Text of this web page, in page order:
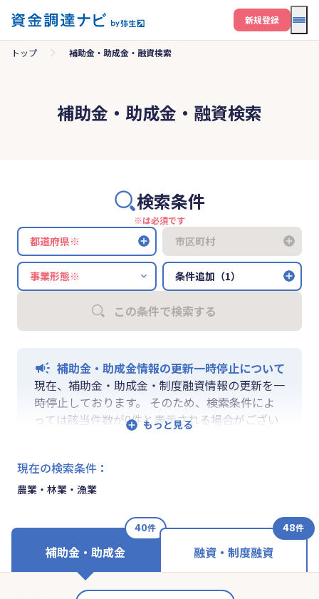
メ
新規登録
トップ 補助金・助成金・融資検索
補助金・助成金・融資検索
検索条件
※は必須です
都道府県※ 市区町村
条件追加（1）
この条件で検索する
補助金・助成金情報の更新一時停止について
現在、補助金・助成金・制度融資情報の更新を一
時停止しております。 そのため、検索条件によ
っては該当件数が0件と表示される場合がござい
ます。 ご迷惑をおかけしますが、更新再開まで
なお、融資情報、ならびに「学ぶ」「作る」「相
談する」の各機能は通常通りご利用いただけま
現在の検索条件 ：
農業・林業・漁業
補助金・助成金
40件
融資・制度融資
48件